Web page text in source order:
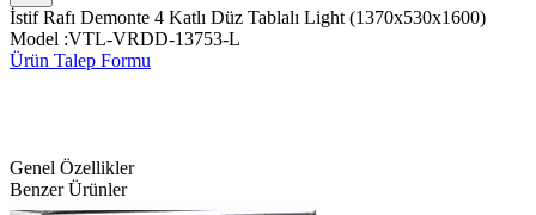
İstif Rafı Demonte 4 Katlı Düz Tablalı Light (1370x530x1600)
Model :VTL-VRDD-13753-L
Ürün Talep Formu
Genel Özellikler
Benzer Ürünler